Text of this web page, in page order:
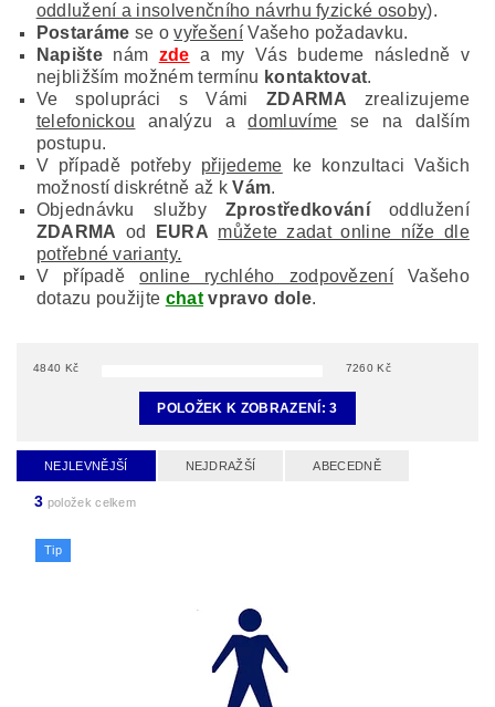
oddlužení a insolvenčního návrhu fyzické osoby).
Postaráme se ovyřešeníVašeho požadavku.
Napištenám zde a my Vás budeme následně v
nejbližším možném termínu kontaktovat.
Ve spolupráci s Vámi ZDARMA zrealizujeme
telefonickou analýzu adomluvíme se na dalším
postupu.
V případě potřeby přijedeme ke konzultaci Vašich
možností diskrétně až kVám.
Objednávku služby
Zprostředkováníoddlužení
ZDARMA od EURA můžete zadat online níže dle
potřebné varianty.
V případěonline rychlého zodpovězení Vašeho
dotazu použijte chatvpravo dole.
4840 Kč 7260 Kč
POLOŽEK K ZOBRAZENÍ:3
NEJLEVNĚJŠÍ NEJDRAŽŠÍ ABECEDNĚ
3 položek celkem
Tip